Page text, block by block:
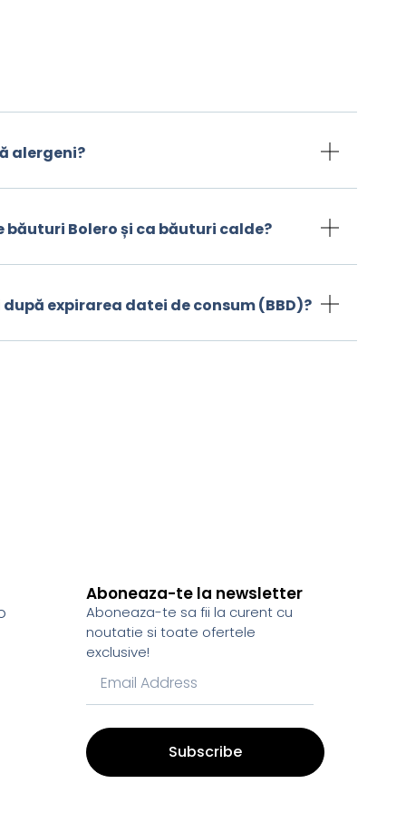
alergeni?
băuturi Bolero și ca băuturi calde?
expirarea datei de consum (BBD)?
Aboneaza-te la newsletter
Aboneaza-te sa fii la curent cu
noutatie si toate ofertele
exclusive!
Subscribe